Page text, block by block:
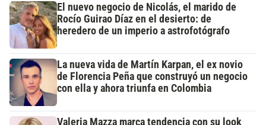
El nuevo negocio de Nicolás, el marido de
Rocío Guirao Díaz en el desierto: de
heredero de un imperio a astrofotógrafo
La nueva vida de Martín Karpan, el ex novio
de Florencia Peña que construyó un negocio
con ella y ahora triunfa en Colombia
Valeria Mazza marca tendencia con su look